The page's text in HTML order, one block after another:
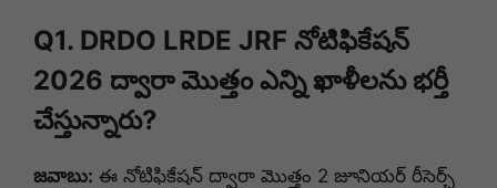
Q1. DRDO LRDE JRF నోటిఫికేషన్
2026 ద్వారా మొత్తం ఎన్ని ఖాళీలను భర్తీ
చేస్తున్నారు?
జవాబు: ఈ నోటిఫికేషన్ ద్వారా మొత్తం 2 జూనియర్ రీసెర్చ్